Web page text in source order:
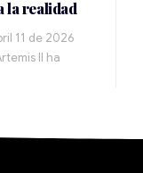
la realidad
11 de 2026
II ha